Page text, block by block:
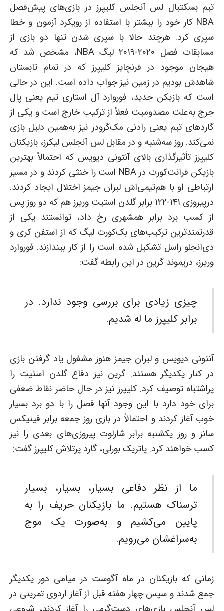
تیم بسکتبال لس آنجلس کلیپرز در بازی‌های پیش‌فصل
NBA کار خود را بیشتر با استفاده از رویکرد آزمون و خطا
سپری کرد. هرچند حالا با سپری شدن تنها دو بازی از
مسابقات فصل ۲۰۲۰-۲۰۱۹ لیگ NBA، مشخص شد که
هیجان موجود در فرنچایز کلیپرز که در تمام تابستان
شاهدش بودیم در زمین نیز جواب داده است. این در حالی
است که بازیکن جدید، فوروارد آل استاری تیم یعنی پال
جرج به‌علت مصدومیت فعلاً از ترکیب خارج است و یکی از
گاردهای تیم یعنی رادنی مک‌گرودر نیز به‌همین دلیل بازی
نمی‌کند. روز سه‌شنبه و در مقابل لس آنجلس لیکرز، بازیکنان
کلیپرز تأثیرگذاری بالای آنتونی دیویس که احتمالاً بهترین
بازیکن فرانت‌کورت در NBA است را خنثی کردند و در مسیر
ارتباطی او با هم‌تیمی‌اش لبران جیمز اختلال ایجاد کردند.
درپیروزی ۱۴۱-۱۲۲ برابر گلدن استیت وریرز هم که دو روز پس
از کسب برد برابر همشهری رخ داد، توانستند یکی از
قدرتمندترین ترکیب‌های بک‌کورت لیگ که از استفن کری و
دی‌انجلو راسل تشکیل شده است را از کار بیندازند. فوروارد
وریرز، دریموند گرین در این رابطه گفت:
چیزی زیادی برای بررسی وجود ندارد. در
برابر کلیپرز ما له شدیم.
آنتونی دیویس و لبران جیمز هنوز مشغول یاد گرفتن بازی
در کنار یکدیگر هستند. گرین نیز دفاع گلدن استیت را
پراشتباه توصیف کرد. کلیپرز نیز در حال حاضر نقاط ضعفی
برای خود دارد با این وجود آنها فصل را با دو برد بسیار
خوب آغاز کردند و احتمالاً در بازی روز جمعه برابر فینیکس
سانز و روز یکشنبه برابر شارلوت پیروزی‌های بعدی را نیز
کسب خواهند کرد. پاتریک بورلی، گارد پرتلاش کلیپرز گفت:
ما از نظر دفاعی بسیار، بسیار، بسیار
ترسناک هستیم. ما بازیکنان حریف را به
پایین می‌کشیم و به‌صورت یک موج
به‌سراغشان می‌رویم.
زمانی که بازیکنان در ماه آگوست در میامی دور یکدیگر
جمع شدند و سپس چهار هفته قبل از آغاز اردوی تمرینی در